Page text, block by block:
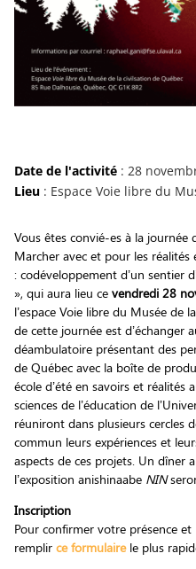
Date de l'activité: 28
Lieu: Espace Voie libre du
Vous êtes convié-es à la journée
Marcher avec et pour les réalités
: codéveloppement d’un sentier
», qui aura lieu ce vendredi 28
l’espace Voie libre du Musée de
de cette journée est d’échanger
déambulatoire présentant des
de Québec avec la boîte de
école d’été en savoirs et réalités
sciences de l’éducation de
réuniront dans plusieurs cercles
commun leurs expériences et
aspects de ces projets. Un dîner
l’exposition anishinaabe NIN
Inscription
Pour confirmer votre présence
remplir ce formulairele plus